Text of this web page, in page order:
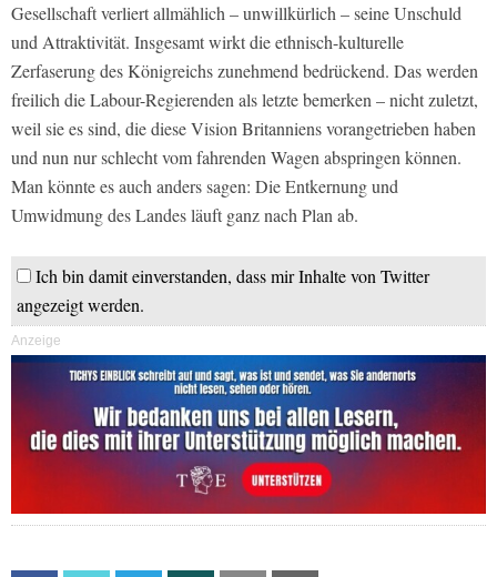
Gesellschaft verliert allmählich – unwillkürlich – seine Unschuld
und Attraktivität. Insgesamt wirkt die ethnisch-kulturelle
Zerfaserung des Königreichs zunehmend bedrückend. Das werden
freilich die Labour-Regierenden als letzte bemerken – nicht zuletzt,
weil sie es sind, die diese Vision Britanniens vorangetrieben haben
und nun nur schlecht vom fahrenden Wagen abspringen können.
Man könnte es auch anders sagen: Die Entkernung und
Umwidmung des Landes läuft ganz nach Plan ab.
Ich bin damit einverstanden, dass mir Inhalte von Twitter
angezeigt werden.
Anzeige